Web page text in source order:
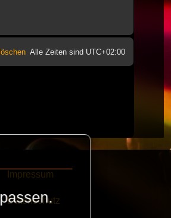
Alle Zeiten sind UTC+02:00
Impressum
Datenschutz